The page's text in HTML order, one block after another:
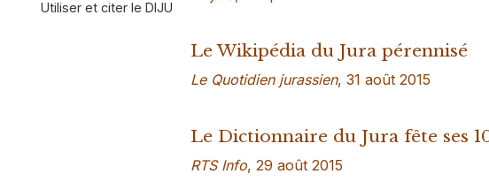
Utiliser et citer le DIJU
Le Wikipédia du Jura pérennisé
Le Quotidien jurassien, 31 août 2015
Le Dictionnaire du Jura fête ses
RTS Info, 29 août 2015